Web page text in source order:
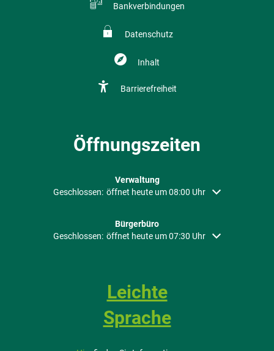
Bankverbindungen
Datenschutz
Inhalt
Barrierefreiheit
Öffnungszeiten
Verwaltung
Klicken, um weitere Öffnungs- oder Schließzeiten
Geschlossen: öffnet heute um 08:00 Uhr
Bürgerbüro
Klicken, um weitere Öffnungs- oder Schließzeiten
Geschlossen: öffnet heute um 07:30 Uhr
Leichte
Sprache